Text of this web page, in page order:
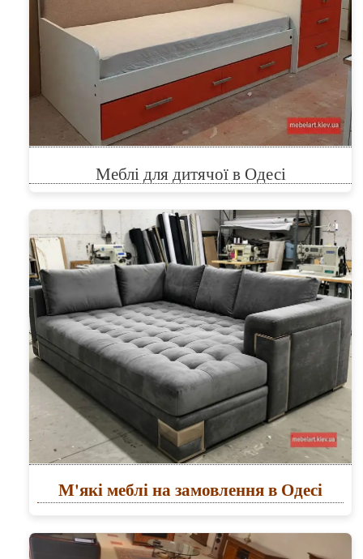
Меблі для дитячої в Одесі
М'які меблі на замовлення в Одесі